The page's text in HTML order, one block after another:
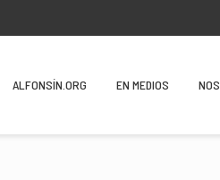
ALFONSÍN.ORG EN MEDIOS